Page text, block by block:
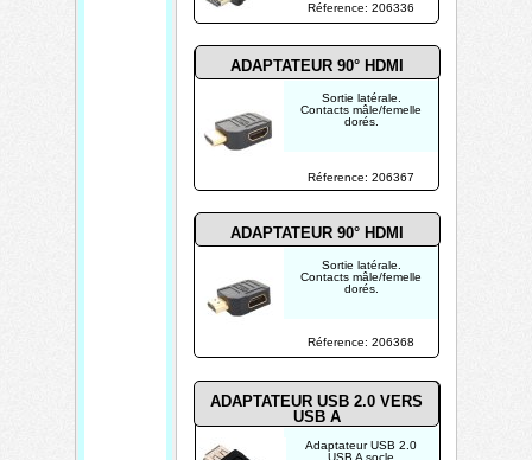
ADAPTATEUR USB 2.0 VERS
USB A
Adaptateur USB 2.0
USB A socle
Réference: 206367
Réference: 206368
Réference: 206336
ADAPTATEUR 90° HDMI
ADAPTATEUR 90° HDMI
Sortie latérale.
Contacts mâle/femelle
dorés.
Sortie latérale.
Contacts mâle/femelle
dorés.